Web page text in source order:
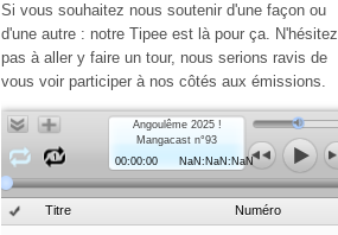
Si vous souhaitez nous soutenir d'une façon ou
d'une autre : notre Tipee est là pour ça. N'hésitez
pas à aller y faire un tour, nous serions ravis de
vous voir participer à nos côtés aux émissions.
Angoulême 2025 !
Mangacast n°93
00:00:00
NaN:NaN:NaN
Titre Numéro